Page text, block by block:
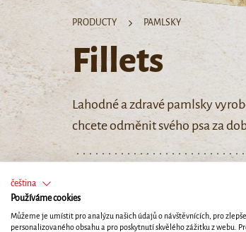
PRODUCTY PAMLSKY
Fillets
Lahodné a zdravé pamlsky
chcete odměnit svého psa za
čeština
Používáme cookies
Můžeme je umístit pro analýzu našich údajů o návštěvnících, pro
personalizovaného obsahu a pro poskytnutí skvělého zážitku z webu.